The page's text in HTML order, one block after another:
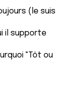
(le suis
il supporte
"Tôt ou